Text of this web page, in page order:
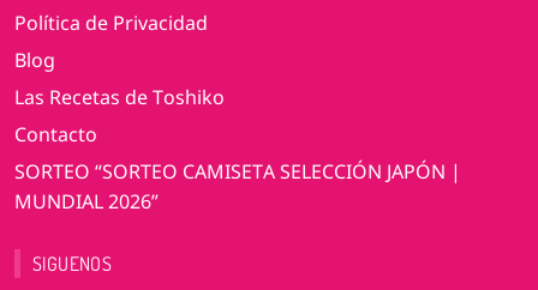
Política de Privacidad
Blog
Las Recetas de Toshiko
Contacto
SORTEO “SORTEO CAMISETA SELECCIÓN JAPÓN |
MUNDIAL 2026”
SIGUENOS